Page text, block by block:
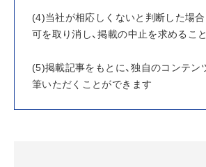
(4)当社が相応しくないと判断した場合
可を取り消し、掲載の中止を求めるこ
(5)掲載記事をもとに、独自のコンテン
筆いただくことができます